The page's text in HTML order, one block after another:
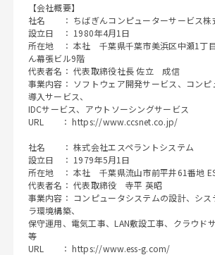
【会社概要】
社名 ： ちばぎんコンピューターサービス株
設立日 ： 1980年4月1日
所在地 ： 本社 千葉県千葉市美浜区中瀬1丁
ん幕張ビル9階
代表者名： 代表取締役社長 佐立 成信
事業内容： ソフトウェア開発サービス、コンピ
導入サービス、
IDCサービス、アウトソーシングサービス
URL ： https://www.ccsnet.co.jp/
社名 ： 株式会社エスペラントシステム
設立日 ： 1979年5月1日
所在地 ： 本社 千葉県流山市前平井61番地
代表者名： 代表取締役 寺平 英昭
事業内容： コンピュータシステムの設計、シ
ラ環境構築、
保守運用、電気工事、LAN敷設工事、クラウド
等
URL ： https://www.ess-g.com/